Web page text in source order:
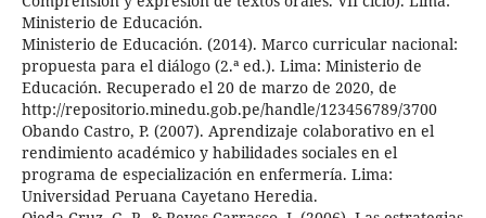
Ministerio de Educación.
Ministerio de Educación. (2014). Marco curricular nacional:
propuesta para el diálogo (2.ª ed.). Lima: Ministerio de
Educación. Recuperado el 20 de marzo de 2020, de
http://repositorio.minedu.gob.pe/handle/123456789/3700
Obando Castro, P. (2007). Aprendizaje colaborativo en el
rendimiento académico y habilidades sociales en el
programa de especialización en enfermería. Lima:
Universidad Peruana Cayetano Heredia.